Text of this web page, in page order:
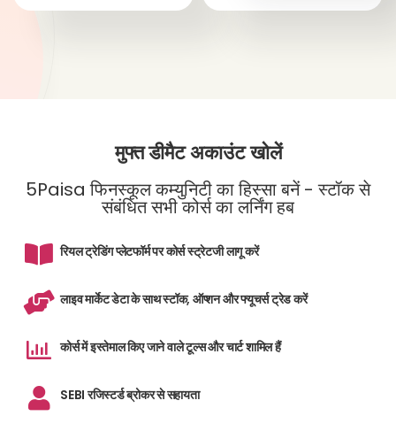
मुफ्त डीमैट अकाउंट खोलें
5Paisa फिनस्कूल कम्युनिटी का हिस्सा बनें - स्टॉक से
संबंधित सभी कोर्स का लर्निंग हब
रियल ट्रेडिंग प्लेटफॉर्म पर कोर्स स्ट्रेटजी लागू करें
लाइव मार्केट डेटा के साथ स्टॉक, ऑप्शन और फ्यूचर्स ट्रेड करें
कोर्स में इस्तेमाल किए जाने वाले टूल्स और चार्ट शामिल हैं
SEBI रजिस्टर्ड ब्रोकर से सहायता